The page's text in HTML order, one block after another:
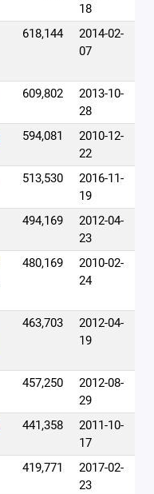
18
618,144
2014-02-
07
609,802
2013-10-
28
594,081
2010-12-
22
513,530
2016-11-
19
494,169
2012-04-
23
480,169
2010-02-
24
463,703
2012-04-
19
457,250
2012-08-
29
441,358
2011-10-
17
419,771
2017-02-
23